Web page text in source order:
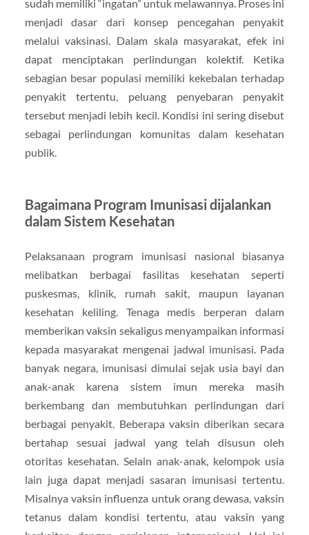
sudah memiliki “ingatan” untuk melawannya. Proses ini
menjadi dasar dari konsep pencegahan penyakit
melalui vaksinasi. Dalam skala masyarakat, efek ini
dapat menciptakan perlindungan kolektif. Ketika
sebagian besar populasi memiliki kekebalan terhadap
penyakit tertentu, peluang penyebaran penyakit
tersebut menjadi lebih kecil. Kondisi ini sering disebut
sebagai perlindungan komunitas dalam kesehatan
publik.
Bagaimana Program Imunisasi dijalankan
dalam Sistem Kesehatan
Pelaksanaan program imunisasi nasional biasanya
melibatkan berbagai fasilitas kesehatan seperti
puskesmas, klinik, rumah sakit, maupun layanan
kesehatan keliling. Tenaga medis berperan dalam
memberikan vaksin sekaligus menyampaikan informasi
kepada masyarakat mengenai jadwal imunisasi. Pada
banyak negara, imunisasi dimulai sejak usia bayi dan
anak-anak karena sistem imun mereka masih
berkembang dan membutuhkan perlindungan dari
berbagai penyakit. Beberapa vaksin diberikan secara
bertahap sesuai jadwal yang telah disusun oleh
otoritas kesehatan. Selain anak-anak, kelompok usia
lain juga dapat menjadi sasaran imunisasi tertentu.
Misalnya vaksin influenza untuk orang dewasa, vaksin
tetanus dalam kondisi tertentu, atau vaksin yang